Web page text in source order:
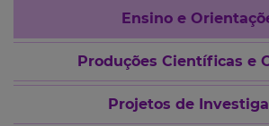
Ensino e
Produções Científicas e
Projetos de